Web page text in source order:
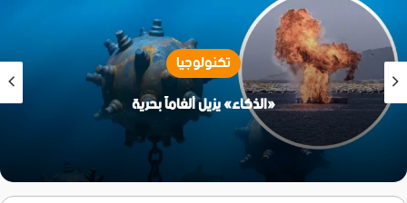
تكنولوجيا
هل تعوض مزايا واتساب الجديدة خسائر الحظر العشوائي؟